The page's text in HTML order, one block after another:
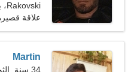
Rakovski، بلغاريا
علاقة
Martin
34 سنة, الثور